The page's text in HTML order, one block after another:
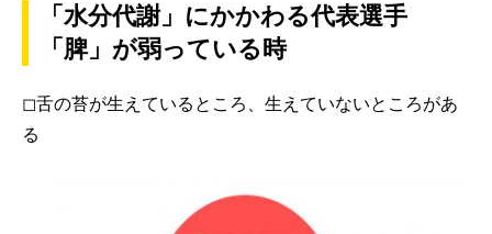
「水分代謝」にかかわる代表選手
「脾」が弱っている時
◻︎舌の苔が生えているところ、生えていないところがあ
る